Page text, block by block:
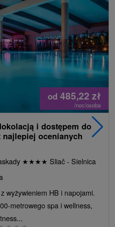
od 485,22 zł
/noc/osoba
i dostępem do
najlepiej ocenianych
★★★★ Sliač - Sielnica
wyżywieniem HB i napojami.
metrowego spa i wellness,